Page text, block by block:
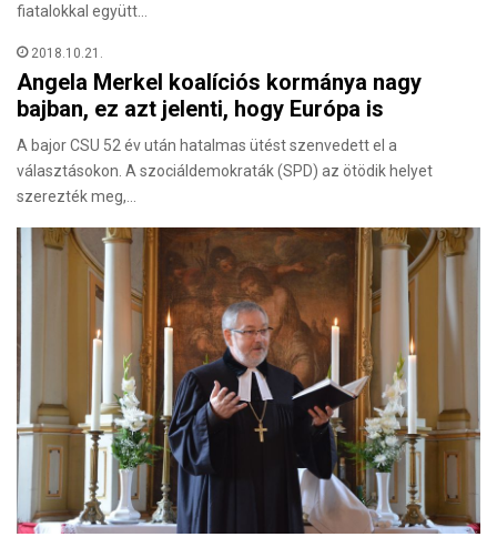
fiatalokkal együtt…
2018.10.21.
Angela Merkel koalíciós kormánya nagy
bajban, ez azt jelenti, hogy Európa is
A bajor CSU 52 év után hatalmas ütést szenvedett el a
választásokon. A szociáldemokraták (SPD) az ötödik helyet
szerezték meg,…